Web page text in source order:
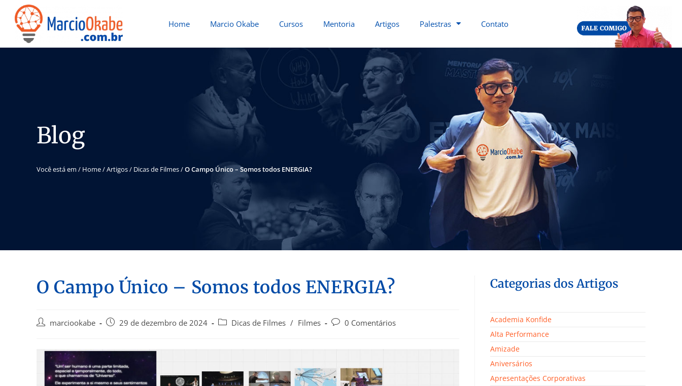
Home Marcio Okabe Cursos Mentoria Artigos Palestras Contato
Blog
Você está em / Home/Artigos/ Dicas de Filmes/O Campo Único – Somos todos ENERGIA?
O Campo Único – Somos todos ENERGIA?
marciookabe 29 de dezembro de 2024 Dicas de Filmes / Filmes 0 Comentários
Categorias dos Artigos
Academia Konfide
Alta Performance
Amizade
Aniversários
Apresentações Corporativas